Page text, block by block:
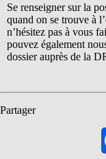
Se renseigner sur la
quand on se trouve à
n’hésitez pas à vous
pouvez également
dossier auprès de la
Partager